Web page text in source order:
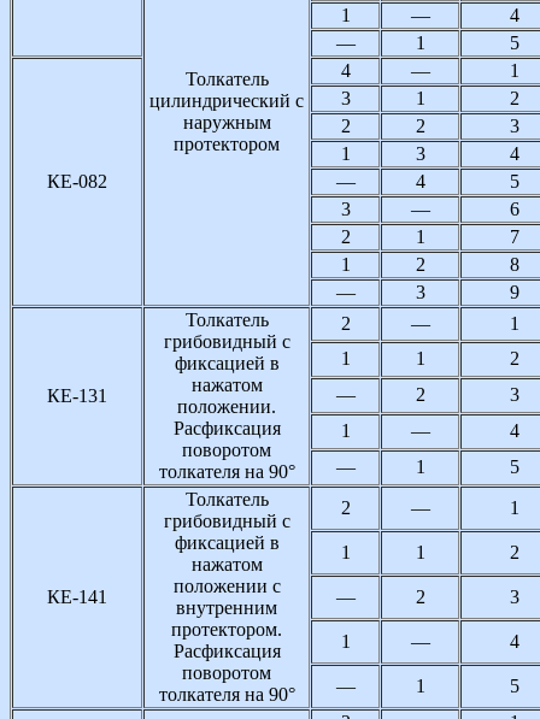
Толкатель
цилиндрический с
наружным
протектором
1
—
4
—
1 5
КЕ-082
4 —
1
3
1
2
2
2
3
1
3
4
—
4
5
3
—
6
2
1
7
1
2
8
—
3 9
КЕ-131
Толкатель
грибовидный с
фиксацией в
нажатом
положении.
Расфиксация
поворотом
толкателя на 90°
2 —
1
1
1
2
—
2
3
1
—
4
—
1 5
КЕ-141
Толкатель
грибовидный с
фиксацией в
нажатом
положении с
внутренним
протектором.
Расфиксация
поворотом
толкателя на 90°
2 — 1
1 1 2
— 2 3
1 — 4
— 1 5